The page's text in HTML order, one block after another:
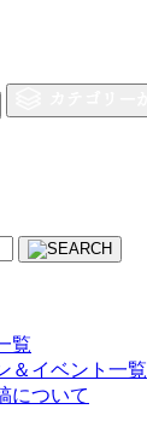
覧
＆イベント一覧
について